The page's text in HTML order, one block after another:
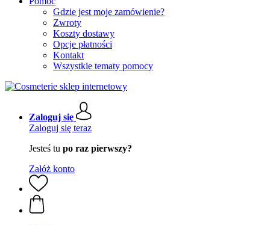
Gdzie jest moje zamówienie?
Zwroty
Koszty dostawy
Opcje płatności
Kontakt
Wszystkie tematy pomocy
Zaloguj się
Zaloguj się teraz
Jesteś tu po raz pierwszy?
Załóż konto